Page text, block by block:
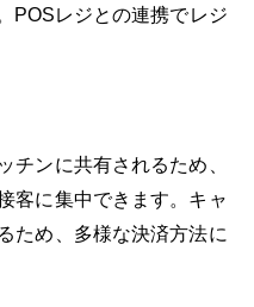
POSレジとの連携でレジ
チンに共有されるため、
客に集中できます。キャ
ため、多様な決済方法に